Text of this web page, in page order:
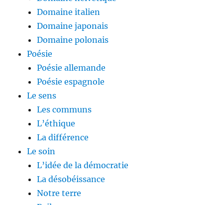
Domaine italien
Domaine japonais
Domaine polonais
Poésie
Poésie allemande
Poésie espagnole
Le sens
Les communs
L’éthique
La différence
Le soin
L’idée de la démocratie
La désobéissance
Notre terre